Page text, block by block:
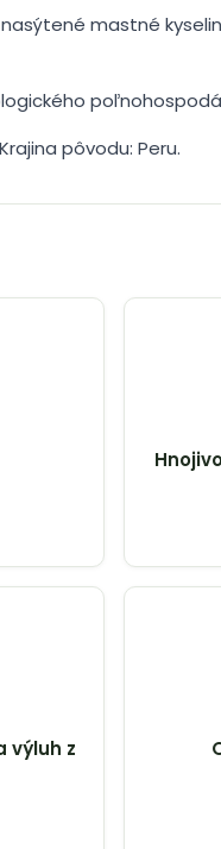
mastné
pôvodu: Peru.
výluh z